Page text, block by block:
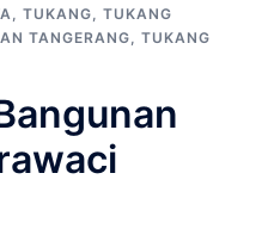
, TUKANG, TUKANG
TANGERANG, TUKANG